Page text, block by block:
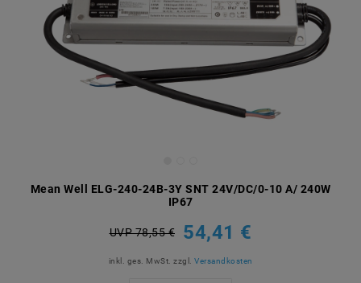
Mean Well ELG-240-24B-3Y SNT 24V/DC/0-10 A/ 240W
IP67
UVP 78,55 € 54,41 €
inkl. ges. MwSt. zzgl. Versandkosten